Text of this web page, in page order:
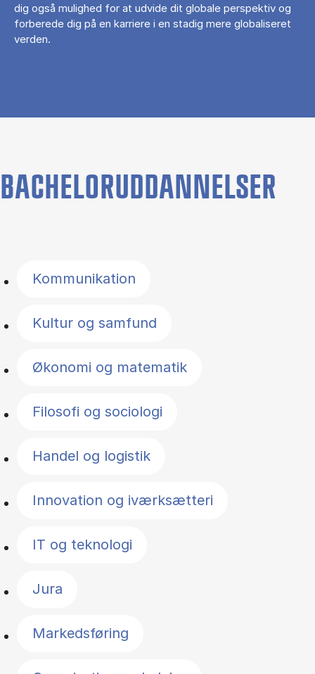
dig også mulighed for at udvide dit globale perspektiv og
forberede dig på en karriere i en stadig mere globaliseret
verden.
BACHELORUDDANNELSER
Kommunikation
Kultur og samfund
Økonomi og matematik
Filosofi og sociologi
Handel og logistik
Innovation og iværksætteri
IT og teknologi
Jura
Markedsføring